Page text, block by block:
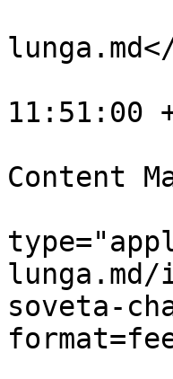
11:51:00
Content
soveta-